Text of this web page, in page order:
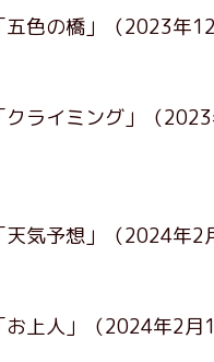
色の橋」 （2023年
ライミング」
（
気予想」 （2024年2
上人」 （2024年2月